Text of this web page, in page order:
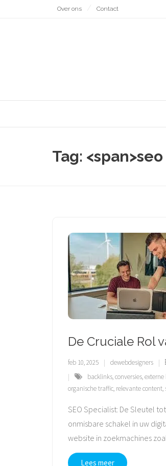
Over ons Contact
Tag:
De Cruciale Rol
feb 10, 2025 dewebdesigners
backlinks,conversies,externe
organische traffic, relevante content,
SEO Specialist: De Sleutel
onmisbare schakel in uw
website in zoekmachines
Lees meer